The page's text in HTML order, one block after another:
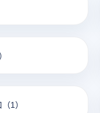
（1）